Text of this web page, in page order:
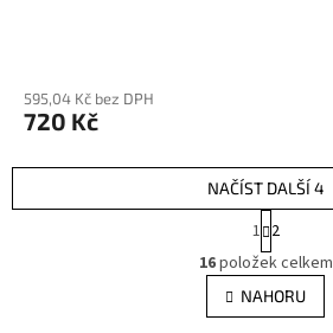
595,04 Kč bez DPH
720 Kč
O
v
l
á
NAČÍST DALŠÍ 4
S
t
r
á
n
k
1 2
16položek celkem
NAHORU